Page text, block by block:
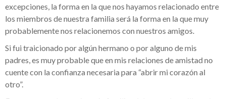
excepciones, la forma en la que nos hayamos relacionado entre
los miembros de nuestra familia será la forma en la que muy
probablemente nos relacionemos con nuestros amigos.
Si fui traicionado por algún hermano o por alguno de mis
padres, es muy probable que en mis relaciones de amistad no
cuente con la confianza necesaria para “abrir mi corazón al
otro”.